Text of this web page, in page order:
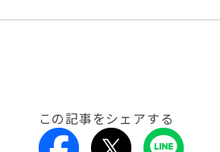
この記事をシェアする